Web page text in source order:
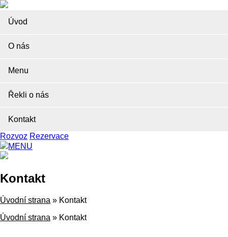
Úvod
O nás
Menu
Řekli o nás
Kontakt
Rozvoz Rezervace
MENU
Kontakt
Úvodní strana » Kontakt
Úvodní strana » Kontakt